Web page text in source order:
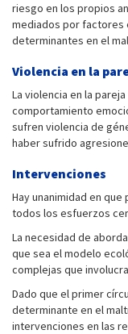
riesgo en los propios
mediados por factores
determinantes en el
Violencia en la
La violencia en la
comportamiento
sufren violencia de
haber sufrido
Intervenciones
Hay unanimidad en
todos los esfuerzos
La necesidad de
que sea el modelo
complejas que
Dado que el primer
determinante en el
intervenciones en las